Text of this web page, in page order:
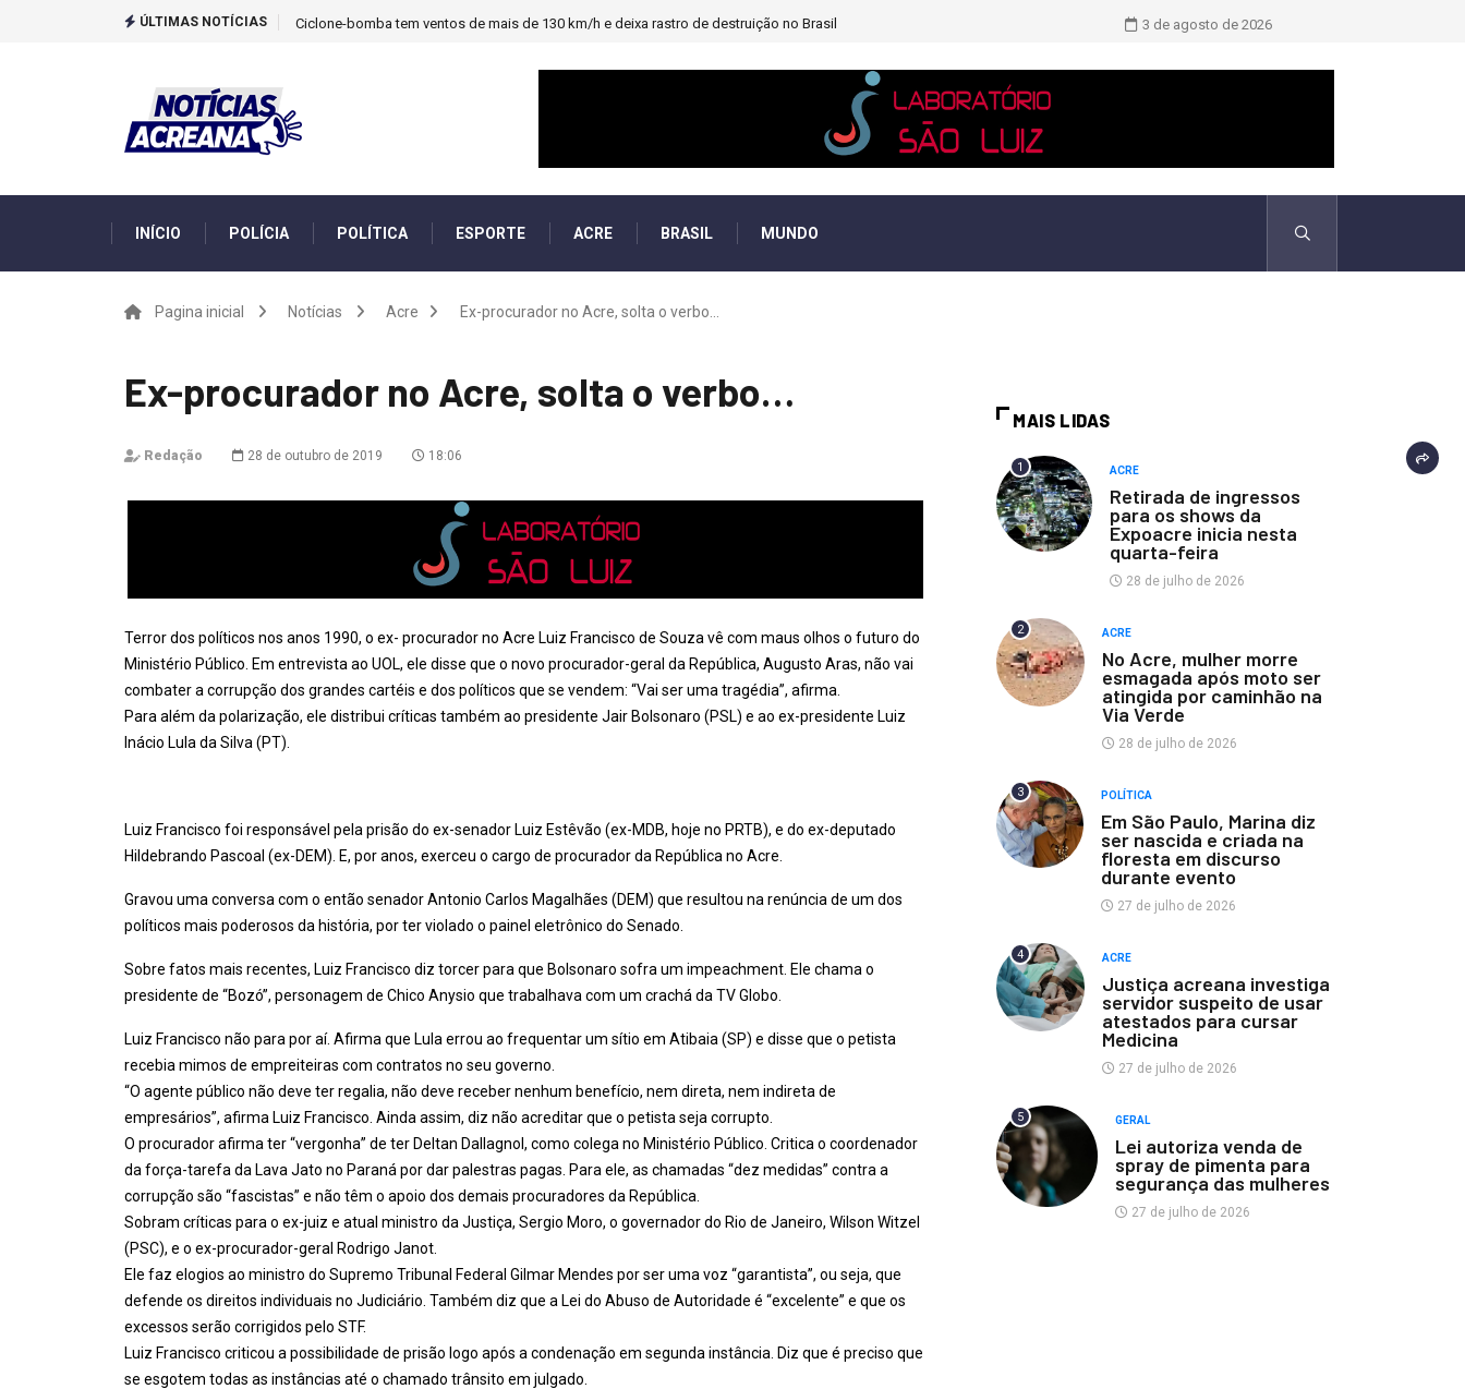
ÚLTIMAS NOTÍCIAS TCU identificou desvios de dinheiro e PF investigará emendas Pix Saiba quem são as duas únicas
3 de agosto de 2026
INÍCIO POLÍCIA POLÍTICA ESPORTE ACRE BRASIL MUNDO
Pagina inicial Notícias Acre Ex-procurador no Acre, solta o verbo…
Ex-procurador no Acre, solta o verbo…
Redação 28 de outubro de 2019 18:06
Terror dos políticos nos anos 1990, o ex- procurador no Acre Luiz Francisco de Souza vê com maus olhos o futuro do
Ministério Público. Em entrevista ao UOL, ele disse que o novo procurador-geral da República, Augusto Aras, não vai
combater a corrupção dos grandes cartéis e dos políticos que se vendem: “Vai ser uma tragédia”, afirma.
Para além da polarização, ele distribui críticas também ao presidente Jair Bolsonaro (PSL) e ao ex-presidente Luiz
Inácio Lula da Silva (PT).
Luiz Francisco foi responsável pela prisão do ex-senador Luiz Estêvão (ex-MDB, hoje no PRTB), e do ex-deputado
Hildebrando Pascoal (ex-DEM). E, por anos, exerceu o cargo de procurador da República no Acre.
Gravou uma conversa com o então senador Antonio Carlos Magalhães (DEM) que resultou na renúncia de um dos
políticos mais poderosos da história, por ter violado o painel eletrônico do Senado.
Sobre fatos mais recentes, Luiz Francisco diz torcer para que Bolsonaro sofra um impeachment. Ele chama o
presidente de “Bozó”, personagem de Chico Anysio que trabalhava com um crachá da TV Globo.
Luiz Francisco não para por aí. Afirma que Lula errou ao frequentar um sítio em Atibaia (SP) e disse que o petista
recebia mimos de empreiteiras com contratos no seu governo.
“O agente público não deve ter regalia, não deve receber nenhum benefício, nem direta, nem indireta de
empresários”, afirma Luiz Francisco. Ainda assim, diz não acreditar que o petista seja corrupto.
O procurador afirma ter “vergonha” de ter Deltan Dallagnol, como colega no Ministério Público. Critica o coordenador
da força-tarefa da Lava Jato no Paraná por dar palestras pagas. Para ele, as chamadas “dez medidas” contra a
corrupção são “fascistas” e não têm o apoio dos demais procuradores da República.
Sobram críticas para o ex-juiz e atual ministro da Justiça, Sergio Moro, o governador do Rio de Janeiro, Wilson Witzel
(PSC), e o ex-procurador-geral Rodrigo Janot.
Ele faz elogios ao ministro do Supremo Tribunal Federal Gilmar Mendes por ser uma voz “garantista”, ou seja, que
defende os direitos individuais no Judiciário. Também diz que a Lei do Abuso de Autoridade é “excelente” e que os
excessos serão corrigidos pelo STF.
Luiz Francisco criticou a possibilidade de prisão logo após a condenação em segunda instância. Diz que é preciso que
se esgotem todas as instâncias até o chamado trânsito em julgado.
MAIS LIDAS
1 ACRE
Retirada de ingressos
para os shows da
Expoacre inicia nesta
quarta-feira
28 de julho de 2026
2 ACRE
No Acre, mulher morre
esmagada após moto ser
atingida por caminhão na
Via Verde
28 de julho de 2026
3 POLÍTICA
Em São Paulo, Marina diz
ser nascida e criada na
floresta em discurso
durante evento
27 de julho de 2026
4 ACRE
Justiça acreana investiga
servidor suspeito de usar
atestados para cursar
Medicina
27 de julho de 2026
5 GERAL
Lei autoriza venda de
spray de pimenta para
segurança das mulheres
27 de julho de 2026